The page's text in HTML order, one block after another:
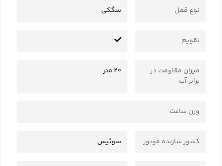
نوع قفل سگکی
تقویم
میزان مقاومت در
برابر آب
20 متر
وزن ساعت
کشور سازنده موتور سوئیس